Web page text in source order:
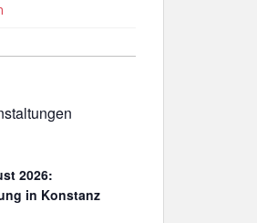
2026:
in Konstanz